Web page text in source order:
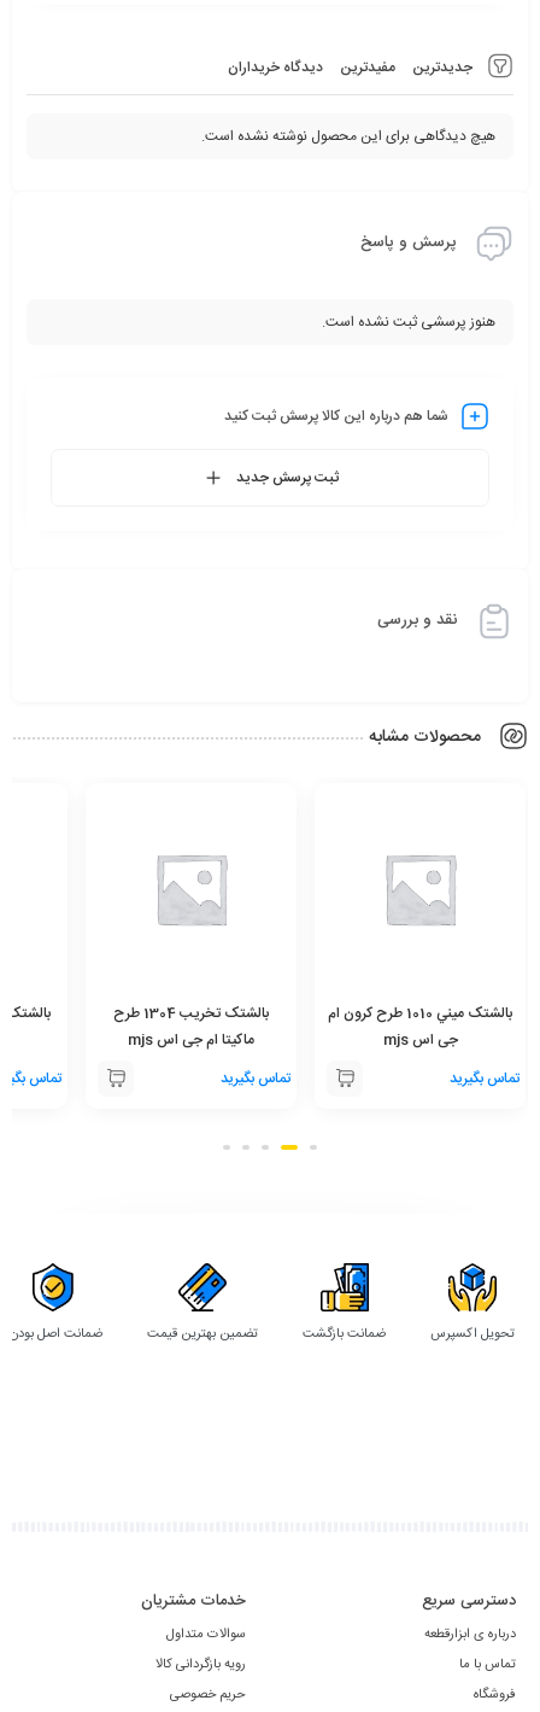
جدیدترین مفیدترین دیدگاه خریداران
هیچ دیدگاهی برای این محصول نوشته نشده است.
پرسش و پاسخ
هنوز پرسشی ثبت نشده است.
شما هم درباره این کالا پرسش ثبت کنید
ثبت پرسش جدید
نقد و بررسی
محصولات مشابه
بالشتک ميني 1010 طرح کرون ام
جی اس mjs
تماس بگیرید
بالشتک تخريب 1304 طرح
ماکيتا ام جی اس mjs
تماس بگیرید
تماس
تحویل اکسپرس ضمانت بازگشت تضمین بهترین قیمت ضمانت اصل بودن
دسترسی سریع
درباره ی ابزارقطعه
تماس با ما
فروشگاه
خدمات مشتریان
سوالات متداول
رویه بازگردانی کالا
حریم خصوصی